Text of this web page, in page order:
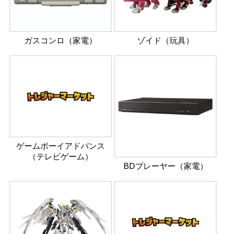
ガスコンロ（家電） ゾイド（玩具）
ゲームボーイアドバンス
（テレビゲーム）
BDプレーヤー（家電）